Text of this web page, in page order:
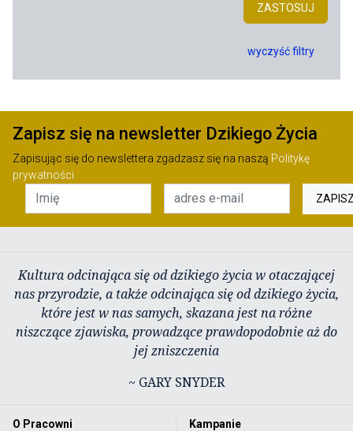
ZASTOSUJ
wyczyść filtry
Zapisz się na newsletter Dzikiego Życia
Zapisując się do newslettera zgadzasz się na naszą Politykę
prywatności
Kultura odcinająca się od dzikiego życia w otaczającej
nas przyrodzie, a także odcinająca się od dzikiego życia,
które jest w nas samych, skazana jest na różne
niszczące zjawiska, prowadzące prawdopodobnie aż do
jej zniszczenia
~ GARY SNYDER
O Pracowni
Kampanie